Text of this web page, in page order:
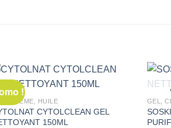
!
CRÈME, HUILE
CYTOLCLEAN GEL
150ML
GEL,